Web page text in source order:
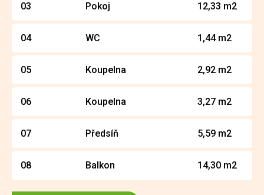
03 Pokoj 12,33 m2
04 WC 1,44 m2
05 Koupelna 2,92 m2
06 Koupelna 3,27 m2
07 Předsíň 5,59 m2
08 Balkon 14,30 m2